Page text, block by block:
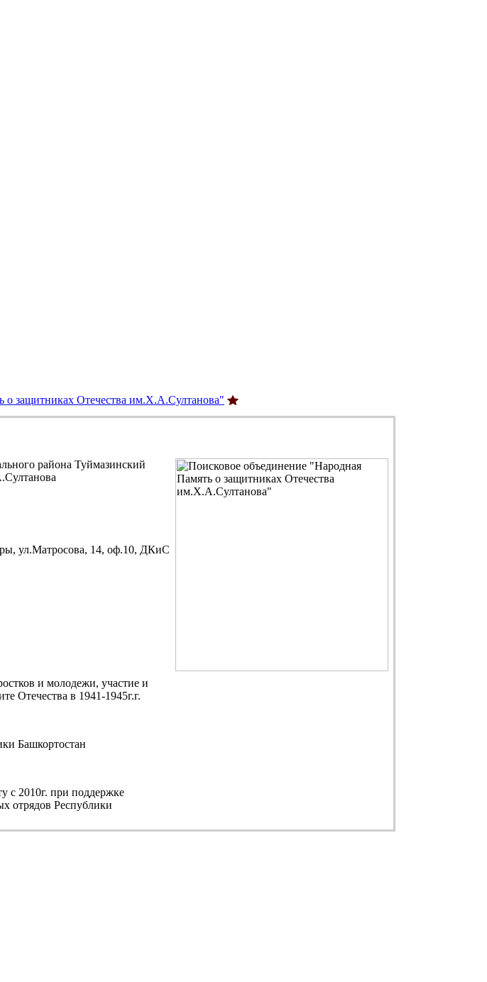
о защитниках Отечества им.Х.А.Султанова"
района Туймазинский
ул.Матросова, 14, оф.10, ДКиС
и молодежи, участие и
Отечества в 1941-1945г.г.
Башкортостан
с 2010г. при поддержке
отрядов Республики